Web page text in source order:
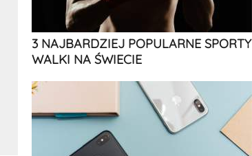
3 NAJBARDZIEJ POPULARNE SPORTY
WALKI NA ŚWIECIE